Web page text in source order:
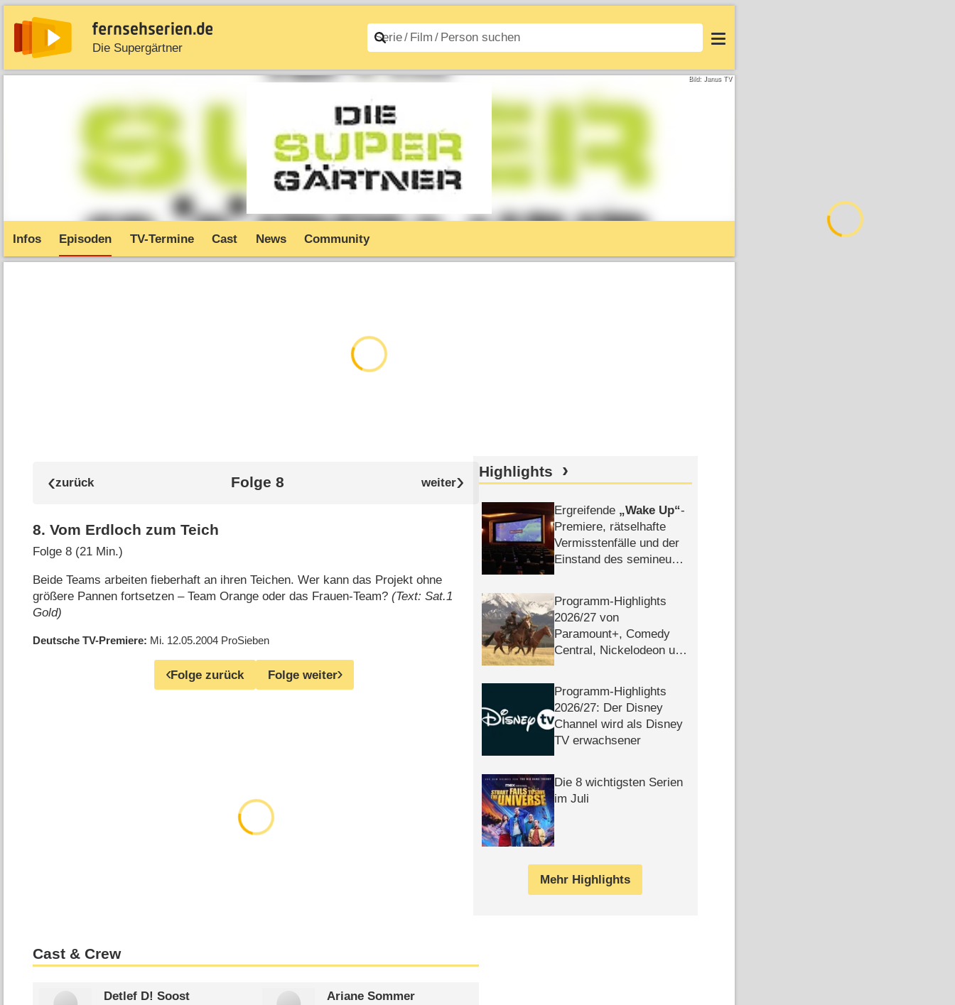
Die Supergärtner
News Entdecken Streaming Filme A–Z Login
Bild: Janus TV
Infos Episoden TV-Termine Cast News Community
Folge 8
8.Vom Erdloch zum Teich
Folge 8 (21 Min.)
Beide Teams arbeiten fieberhaft an ihren Teichen. Wer kann das Projekt ohne
größere Pannen fortsetzen – Team Orange oder das Frauen-Team?(Text: Sat.1
Gold)
Deutsche TV-Premiere Mi. 12.05.2004 ProSieben
Folge zurück Folge weiter
Cast & Crew
Detlef D! Soost
Ariane Sommer
Highlights
Ergreifende Wake Up -
Premiere, rätselhafte
Vermisstenfälle und der
Einstand des semineuen
Programm-Highlights
2026/​27 von
Paramount+, Comedy
Central, Nickelodeon und
Programm-Highlights
2026/​27: Der Disney
Channel wird als Disney
TV erwachsener
Die 8 wichtigsten Serien
im Juli
Mehr Highlights